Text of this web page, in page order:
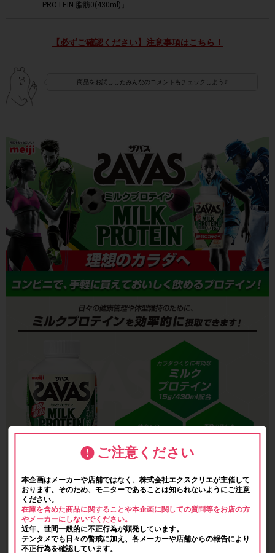
PROTEIN 脂肪0(430ml)」
【必ずご確認ください】注意事項はこちら！
商品をお試ししたみんなのコメントもチェックしよう♪
ご注意ください
本企画はメーカーや店舗ではなく、株式会社エクスクリエが主催して
おります。そのため、モニターであることは知られないようにご注意
ください。
在庫を含めた商品に関することや本企画に関しての質問等をお店の方
やメーカーにしないでください。
近年、世間一般的に不正行為が頻発しています。
テンタメでも日々の警戒に加え、各メーカーや店舗からの報告により
不正行為を確認しています。